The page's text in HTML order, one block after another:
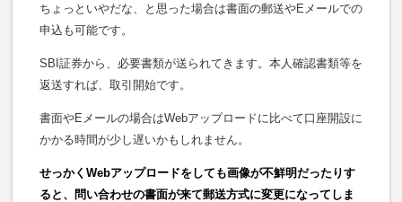
ちょっといやだな、と思った場合は書面の郵送やEメールでの
申込も可能です。
SBI証券から、必要書類が送られてきます。本人確認書類等を
返送すれば、取引開始です。
書面やEメールの場合はWebアップロードに比べて口座開設に
かかる時間が少し遅いかもしれません。
せっかくWebアップロードをしても画像が不鮮明だったりす
ると、問い合わせの書面が来て郵送方式に変更になってしま